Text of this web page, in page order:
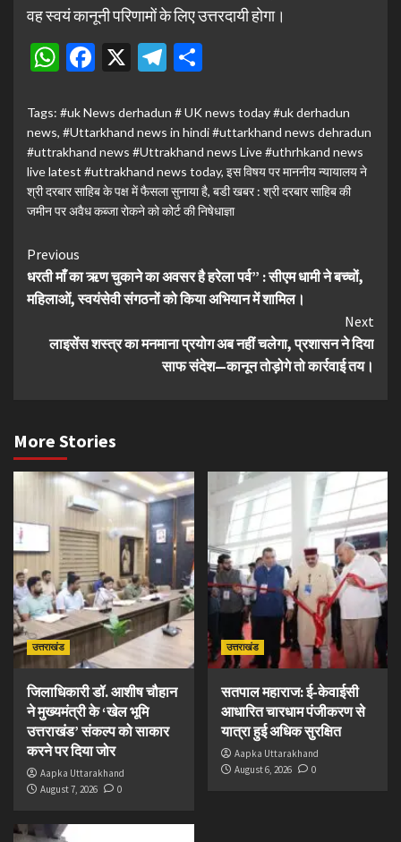
वह स्वयं कानूनी परिणामों के लिए उत्तरदायी होगा।
WhatsApp
Facebook
X Telegram
Tags: #uk News derhadun # UK news today #uk derhadun
news, #Uttarkhand news in hindi #uttarkhand news dehradun
#uttrakhand news #Uttrakhand news Live #uthrhkand news
live latest #uttrakhand news today, इस विषय पर माननीय न्यायालय ने
श्री दरबार साहिब के पक्ष में फैसला सुनाया है, बडी खबर : श्री दरबार साहिब की
जमीन पर अवैध कब्जा रोकने को कोर्ट की निषेधाज्ञा
Continue
Reading
Previous
धरती माँ का ऋण चुकाने का अवसर है हरेला पर्व” : सीएम धामी ने बच्चों,
महिलाओं, स्वयंसेवी संगठनों को किया अभियान में शामिल।
Next
लाइसेंस शस्त्र का मनमाना प्रयोग अब नहीं चलेगा, प्रशासन ने दिया
साफ संदेश—कानून तोड़ोगे तो कार्रवाई तय।
More Stories
उत्तराखंड
जिलाधिकारी डॉ. आशीष चौहान
ने मुख्यमंत्री के ‘खेल भूमि
उत्तराखंड’ संकल्प को साकार
करने पर दिया जोर
Aapka Uttarakhand
August 7, 2026
0
उत्तराखंड
सतपाल महाराज: ई-केवाईसी
आधारित चारधाम पंजीकरण से
यात्रा हुई अधिक सुरक्षित
Aapka Uttarakhand
August 6, 2026
0